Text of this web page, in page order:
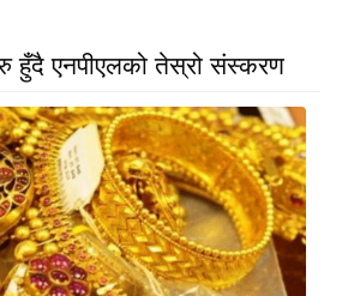
हुँदै एनपीएलको तेस्रो संस्करण